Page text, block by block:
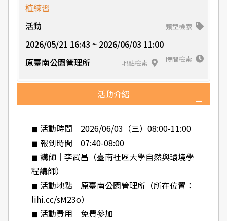
植練習
活動
類型檢索
2026/05/21 16:43 ~ 2026/06/03 11:00
時間檢索
原臺南公園管理所 地點檢索
活動介紹
◼ 活動時間｜2026/06/03（三）08:00-11:00
◼ 報到時間｜07:40-08:00
◼ 講師｜李武昌（臺南社區大學自然與環境學
程講師）
◼ 活動地點｜原臺南公園管理所（所在位置：
lihi.cc/sM23o）
◼ 活動費用｜免費參加